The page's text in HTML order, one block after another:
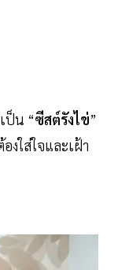
ป็น “ซีสต์รังไข่”
ใส่ใจและเฝ้า